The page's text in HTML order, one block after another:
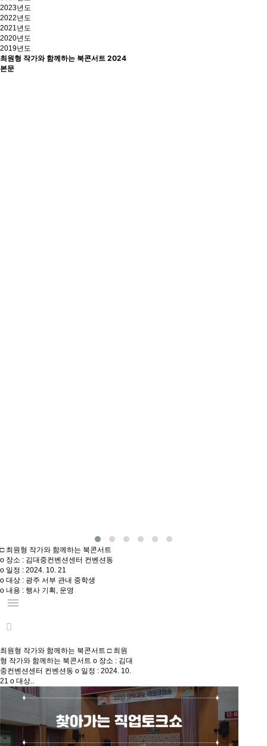
2023년도
2022년도
2021년도
2020년도
2019년도
최원형 작가와 함께하는 북콘서트 2024
본문
□ 최원형 작가와 함께하는 북콘서트
o 장소 : 김대중컨벤션센터 컨벤션동
o 일정 : 2024. 10. 21
o 대상 : 광주 서부 관내 중학생
o 내용 : 행사 기획, 운영
menu
최원형 작가와 함께하는 북콘서트 □ 최원
형 작가와 함께하는 북콘서트 o 장소 : 김대
중컨벤션센터 컨벤션동 o 일정 : 2024. 10.
21 o 대상..